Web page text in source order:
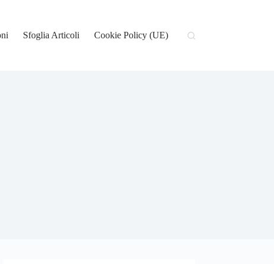
Sfoglia Articoli Cookie Policy (UE)